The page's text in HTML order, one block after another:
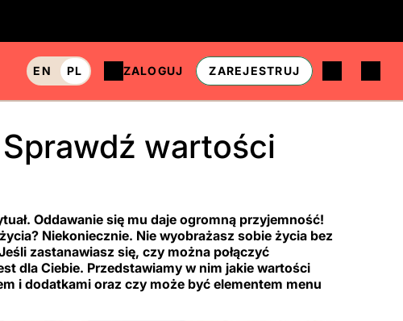
EN PL ZALOGUJ ZAREJESTRUJ
wartości
Oddawanie się mu daje ogromną przyjemność!
Niekoniecznie. Nie wyobrażasz sobie życia bez
zastanawiasz się, czy można połączyć
dla Ciebie. Przedstawiamy w nim jakie wartości
i dodatkami oraz czy może być elementem menu